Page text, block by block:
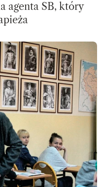
agenta SB, który